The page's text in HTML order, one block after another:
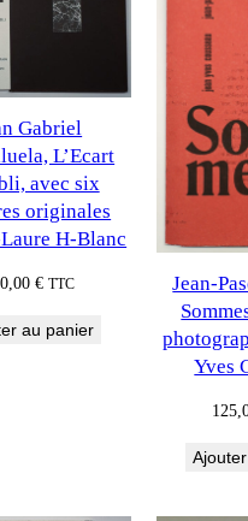
Gabriel
L’Ecart
avec six
originales
H-Blanc
€ TTC
au panier
Jean-
Yves